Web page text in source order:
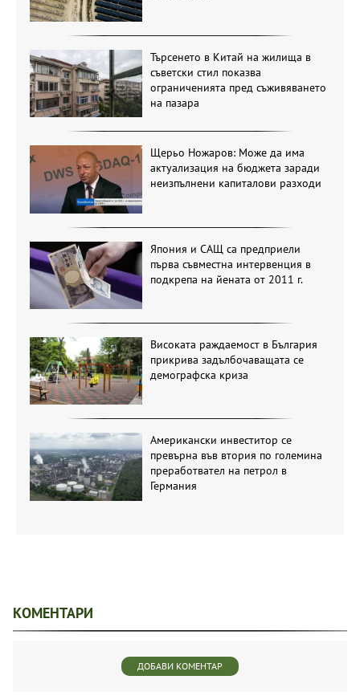
Търсенето в Китай на жилища в
съветски стил показва
ограниченията пред съживяването
на пазара
Щерьо Ножаров: Може да има
актуализация на бюджета заради
неизпълнени капиталови разходи
Япония и САЩ са предприели
първа съвместна интервенция в
подкрепа на йената от 2011 г.
Високата раждаемост в България
прикрива задълбочаващата се
демографска криза
Американски инвеститор се
превърна във втория по големина
преработвател на петрол в
Германия
КОМЕНТАРИ
ДОБАВИ КОМЕНТАР